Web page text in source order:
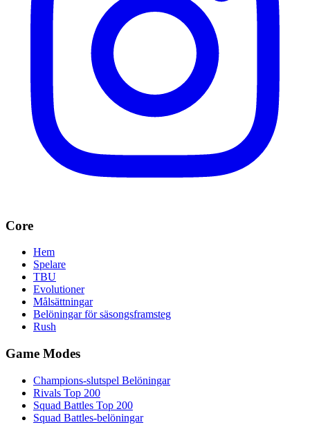
Core
Hem
Spelare
TBU
Evolutioner
Målsättningar
Belöningar för säsongsframsteg
Rush
Game Modes
Champions-slutspel Belöningar
Rivals Top 200
Squad Battles Top 200
Squad Battles-belöningar